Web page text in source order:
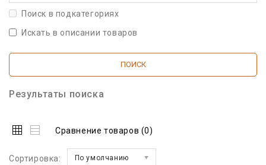
Поиск в подкатегориях
Искать в описании товаров
Результаты поиска
Сравнение товаров (0)
Сортировка: По умолчанию